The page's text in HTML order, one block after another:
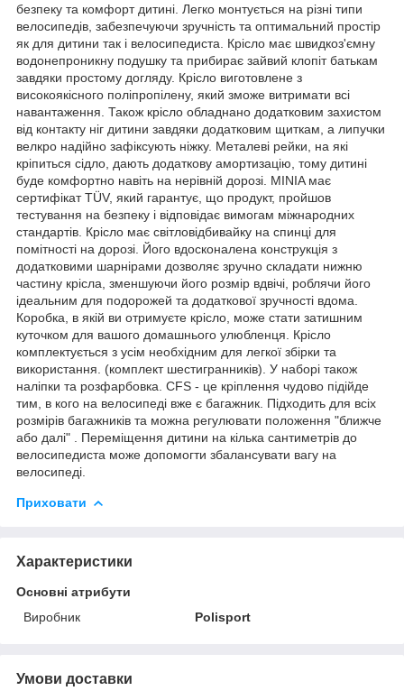
безпеку та комфорт дитині. Легко монтується на різні типи
велосипедів, забезпечуючи зручність та оптимальний простір
як для дитини так і велосипедиста. Крісло має швидкоз'ємну
водонепроникну подушку та прибирає зайвий клопіт батькам
завдяки простому догляду. Крісло виготовлене з
високоякісного поліпропілену, який зможе витримати всі
навантаження. Також крісло обладнано додатковим захистом
від контакту ніг дитини завдяки додатковим щиткам, а липучки
велкро надійно зафіксують ніжку. Металеві рейки, на які
кріпиться сідло, дають додаткову амортизацію, тому дитині
буде комфортно навіть на нерівній дорозі. MINIA має
сертифікат TÜV, який гарантує, що продукт, пройшов
тестування на безпеку і відповідає вимогам міжнародних
стандартів. Крісло має світловідбивайку на спинці для
помітності на дорозі. Його вдосконалена конструкція з
додатковими шарнірами дозволяє зручно складати нижню
частину крісла, зменшуючи його розмір вдвічі, роблячи його
ідеальним для подорожей та додаткової зручності вдома.
Коробка, в якій ви отримуєте крісло, може стати затишним
куточком для вашого домашнього улюбленця. Крісло
комплектується з усім необхідним для легкої збірки та
використання. (комплект шестигранників). У наборі також
наліпки та розфарбовка. CFS - це кріплення чудово підійде
тим, в кого на велосипеді вже є багажник. Підходить для всіх
розмірів багажників та можна регулювати положення "ближче
або далі" . Переміщення дитини на кілька сантиметрів до
велосипедиста може допомогти збалансувати вагу на
велосипеді.
Приховати
Характеристики
Основні атрибути
Виробник
Polisport
Умови доставки